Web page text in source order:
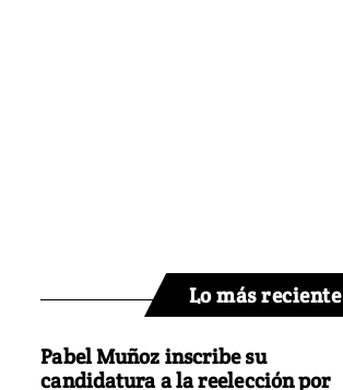
Lo más reciente
Pabel Muñoz inscribe su
candidatura a la reelección por